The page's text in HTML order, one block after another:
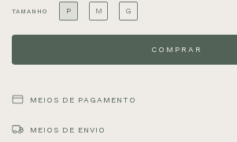
TAMANHO P M G
MEIOS DE PAGAMENTO
MEIOS DE ENVIO